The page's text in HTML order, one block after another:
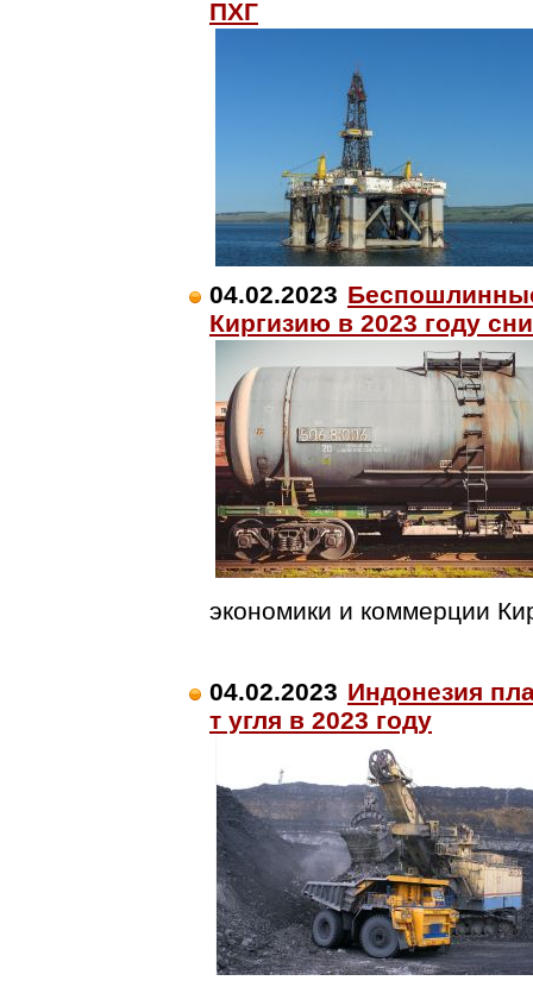
ПХГ
04.02.2023
Киргизию в 2023 году
экономики и коммерции
04.02.2023 Индонезия
т угля в 2023 году